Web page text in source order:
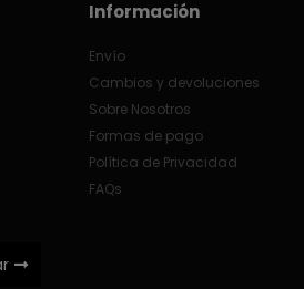
Información
Envío
Cambios y devoluciones
Sobre Nosotros
Formas de pago
Política de Privacidad
FAQs